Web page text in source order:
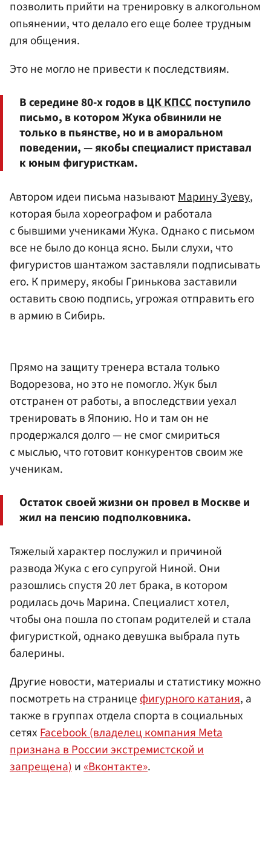
позволить прийти на тренировку в алкогольном
опьянении, что делало его еще более трудным
для общения.
Это не могло не привести к последствиям.
В середине 80-х годов вЦК КПССпоступило
письмо, в котором Жука обвинили не
только в пьянстве, но и в аморальном
поведении, — якобы специалист приставал
к юным фигуристкам.
Автором идеи письма называютМарину Зуеву,
которая была хореографом и работала
с бывшими учениками Жука. Однако с письмом
все не было до конца ясно. Были слухи, что
фигуристов шантажом заставляли подписывать
его. К примеру, якобы Гринькова заставили
оставить свою подпись, угрожая отправить его
в армию в Сибирь.
Прямо на защиту тренера встала только
Водорезова, но это не помогло. Жук был
отстранен от работы, а впоследствии уехал
тренировать в Японию. Но и там он не
продержался долго — не смог смириться
с мыслью, что готовит конкурентов своим же
ученикам.
Остаток своей жизни он провел в Москве и
жил на пенсию подполковника.
Тяжелый характер послужил и причиной
развода Жука с его супругой Ниной. Они
разошлись спустя 20 лет брака, в котором
родилась дочь Марина. Специалист хотел,
чтобы она пошла по стопам родителей и стала
фигуристкой, однако девушка выбрала путь
балерины.
Другие новости, материалы и статистику можно
посмотреть на страницефигурного катания, а
также в группах отдела спорта в социальных
сетяхFacebook (владелец компания Meta
признана в России экстремистской и
запрещена)и«Вконтакте».